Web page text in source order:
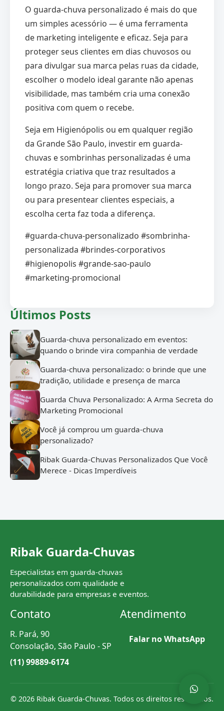
O guarda-chuva personalizado é mais do que
um simples acessório — é uma ferramenta
de marketing inteligente e eficaz. Seja para
proteger seus clientes em dias chuvosos ou
para divulgar sua marca pelas ruas da cidade,
escolher o modelo ideal garante não apenas
visibilidade, mas também cria uma conexão
positiva com quem o recebe.
Seja em Higienópolis ou em qualquer região
da Grande São Paulo, investir em guarda-
chuvas e sombrinhas personalizadas é uma
estratégia criativa que traz resultados a
longo prazo. Seja para promover sua marca
ou para presentear clientes especiais, a
escolha certa faz toda a diferença.
#guarda-chuva-personalizado #sombrinha-
personalizada #brindes-corporativos
#higienopolis #grande-sao-paulo
#marketing-promocional
Últimos Posts
Guarda-chuva personalizado em eventos:
quando o brinde vira companhia de verdade
Guarda-chuva personalizado: o brinde que une
tradição, utilidade e presença de marca
Guarda Chuva Personalizado: A Arma Secreta do
Marketing Promocional
Você já comprou um guarda-chuva
personalizado?
Ribak Guarda-Chuvas Personalizados Que Você
Merece - Dicas Imperdíveis
Ribak Guarda-Chuvas
Especialistas em guarda-chuvas
personalizados com qualidade e
durabilidade para empresas e eventos.
Contato
R. Pará, 90
Consolação, São Paulo - SP
(11) 99889-6174
Atendimento
Falar no WhatsApp
© 2026 Ribak Guarda-Chuvas. Todos os direitos reservados.